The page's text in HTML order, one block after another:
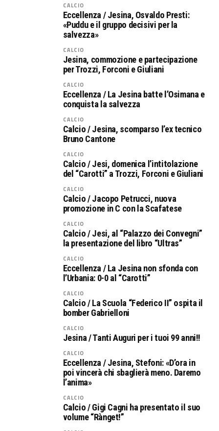
CALCIO
Eccellenza / Jesina, Osvaldo Presti:
«Puddu e il gruppo decisivi per la
salvezza»
CALCIO
Jesina, commozione e partecipazione
per Trozzi, Forconi e Giuliani
CALCIO
Eccellenza / La Jesina batte l’Osimana e
conquista la salvezza
CALCIO
Calcio / Jesina, scomparso l’ex tecnico
Bruno Cantone
CALCIO
Calcio / Jesi, domenica l’intitolazione
del “Carotti” a Trozzi, Forconi e Giuliani
CALCIO
Calcio / Jacopo Petrucci, nuova
promozione in C con la Scafatese
CALCIO
Calcio / Jesi, al “Palazzo dei Convegni”
la presentazione del libro “Ultras”
CALCIO
Eccellenza / La Jesina non sfonda con
l’Urbania: 0-0 al “Carotti”
CALCIO
Calcio / La Scuola “Federico II” ospita il
bomber Gabrielloni
CALCIO
Jesina / Tanti Auguri per i tuoi 99 anni!!
CALCIO
Eccellenza / Jesina, Stefoni: «D’ora in
poi vincerà chi sbaglierà meno. Daremo
l’anima»
CALCIO
Calcio / Gigi Cagni ha presentato il suo
volume “Rànget!”